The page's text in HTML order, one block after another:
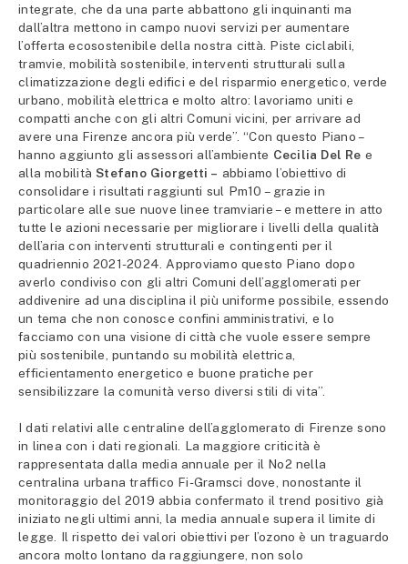
integrate, che da una parte abbattono gli inquinanti ma
dall’altra mettono in campo nuovi servizi per aumentare
l’offerta ecosostenibile della nostra città. Piste ciclabili,
tramvie, mobilità sostenibile, interventi strutturali sulla
climatizzazione degli edifici e del risparmio energetico, verde
urbano, mobilità elettrica e molto altro: lavoriamo uniti e
compatti anche con gli altri Comuni vicini, per arrivare ad
avere una Firenze ancora più verde”. “Con questo Piano –
hanno aggiunto gli assessori all’ambiente Cecilia Del Re e
alla mobilità Stefano Giorgetti – abbiamo l’obiettivo di
consolidare i risultati raggiunti sul Pm10 – grazie in
particolare alle sue nuove linee tramviarie – e mettere in atto
tutte le azioni necessarie per migliorare i livelli della qualità
dell’aria con interventi strutturali e contingenti per il
quadriennio 2021-2024. Approviamo questo Piano dopo
averlo condiviso con gli altri Comuni dell’agglomerati per
addivenire ad una disciplina il più uniforme possibile, essendo
un tema che non conosce confini amministrativi, e lo
facciamo con una visione di città che vuole essere sempre
più sostenibile, puntando su mobilità elettrica,
efficientamento energetico e buone pratiche per
sensibilizzare la comunità verso diversi stili di vita”.
I dati relativi alle centraline dell’agglomerato di Firenze sono
in linea con i dati regionali. La maggiore criticità è
rappresentata dalla media annuale per il No2 nella
centralina urbana traffico Fi-Gramsci dove, nonostante il
monitoraggio del 2019 abbia confermato il trend positivo già
iniziato negli ultimi anni, la media annuale supera il limite di
legge. Il rispetto dei valori obiettivi per l’ozono è un traguardo
ancora molto lontano da raggiungere, non solo